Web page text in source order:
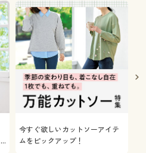
今すぐ欲しいカットソーアイテ
ムをピックアップ！